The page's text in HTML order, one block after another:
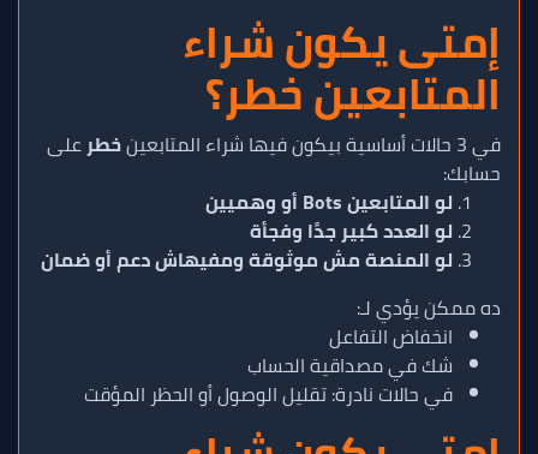
إمتى يكون شراء
المتابعين خطر؟
في 3 حالات أساسية بيكون فيها شراء المتابعين خطرعلى
حسابك:
لو المتابعين Bots أو وهميين
لو العدد كبير جدًا وفجأة
لو المنصة مش موثوقة ومفيهاش دعم أو ضمان
ده ممكن يؤدي لـ:
انخفاض التفاعل
شك في مصداقية الحساب
في حالات نادرة: تقليل الوصول أو الحظر المؤقت